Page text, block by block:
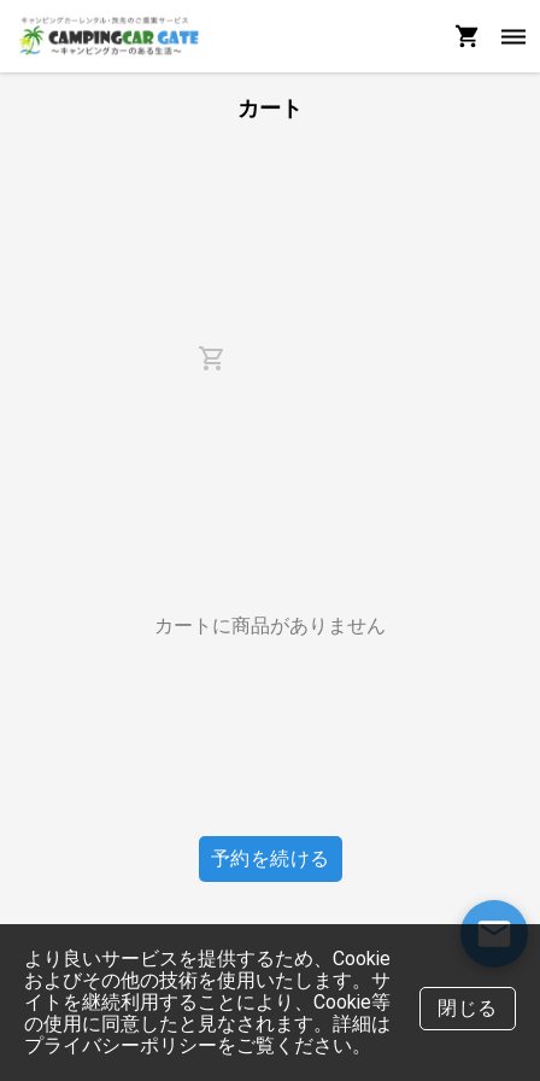
カート
shopping_cart_outlined
カートに商品がありません
予約を続ける
より良いサービスを提供するため、Cookie
およびその他の技術を使用いたします。サ
イトを継続利用することにより、Cookie等
の使用に同意したと見なされます。詳細は
プライバシーポリシーをご覧ください。
閉じる